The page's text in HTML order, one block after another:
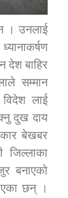
। उनलाई
देश बाहिर
सम्मान
लाई
दुख दाय
बेखबर
जिल्लाका
बनाएको
छन् ।